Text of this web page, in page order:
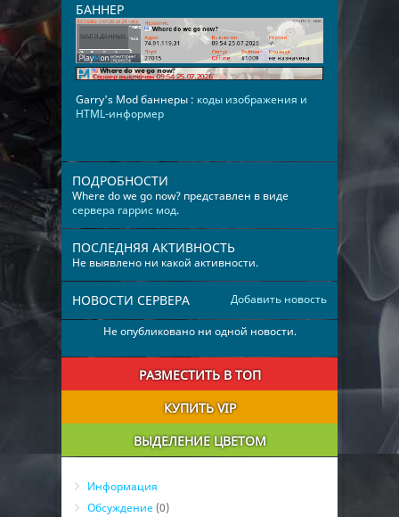
БАННЕР
Garry's Mod баннеры : коды изображения и
HTML-информер
ПОДРОБНОСТИ
Where do we go now? представлен в виде
сервера гаррис мод.
ПОСЛЕДНЯЯ АКТИВНОСТЬ
Не выявлено ни какой активности.
Добавить новость
НОВОСТИ СЕРВЕРА
Не опубликовано ни одной новости.
РАЗМЕСТИТЬ В ТОП
КУПИТЬ VIP
ВЫДЕЛЕНИЕ ЦВЕТОМ
Информация
Обсуждение (0)